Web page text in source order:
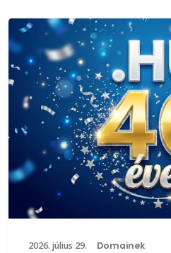
2026. július 29. Domainek